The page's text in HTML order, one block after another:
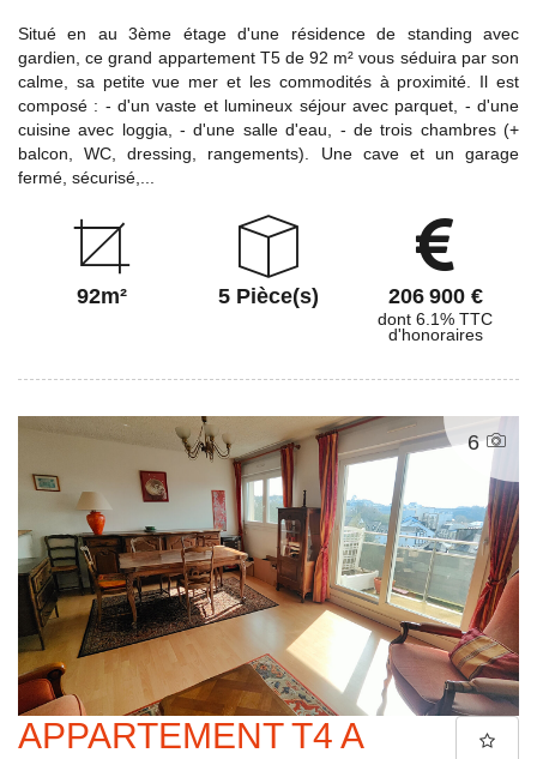
Situé en au 3ème étage d'une résidence de standing avec
gardien, ce grand appartement T5 de 92 m² vous séduira par son
calme, sa petite vue mer et les commodités à proximité. Il est
composé : - d'un vaste et lumineux séjour avec parquet, - d'une
cuisine avec loggia, - d'une salle d'eau, - de trois chambres (+
balcon, WC, dressing, rangements). Une cave et un garage
fermé, sécurisé,...
92m² 5 Pièce(s) 206 900 €
dont 6.1% TTC
d'honoraires
6
APPARTEMENT T4 A